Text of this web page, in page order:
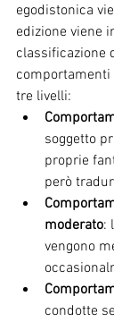
egodistonica
edizione viene
classificazione
tre livelli:
soggetto
proprie
però
moderato:
vengono
condotte